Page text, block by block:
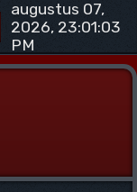
augustus 07,
2026, 23:01:03
PM